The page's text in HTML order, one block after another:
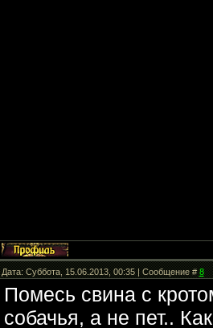
Дата: Суббота, 15.06.2013, 00:35 | Сообщение #8
Помесь свина с
собачья, а не пет..